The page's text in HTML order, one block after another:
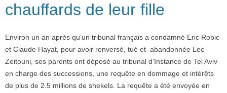
chauffards de leur fille
Environ un an après qu’un tribunal français a condamné Eric Robic
et Claude Hayat, pour avoir renversé, tué et abandonnée Lee
Zeitouni, ses parents ont déposé au tribunal d’Instance de Tel Aviv
en charge des successions, une requête en dommage et intérêts
de plus de 2.5 millions de shekels. La requête a été envoyée en